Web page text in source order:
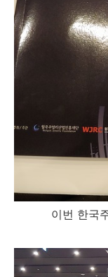
이번 한국